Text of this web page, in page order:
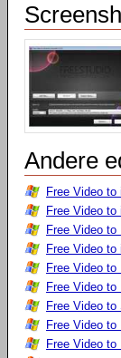
Andere
Free Video to
Free Video to
Free Video
Free Video to
Free Video
Free Video
Free Video
Free Video to
Free Video